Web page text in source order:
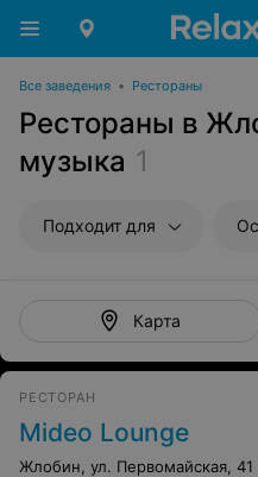
Все заведения • Рестораны
Рестораны в
музыка 1
Подходит для
Карта
РЕСТОРАН
Mideo Lounge
Жлобин, ул. Первомайская, 41